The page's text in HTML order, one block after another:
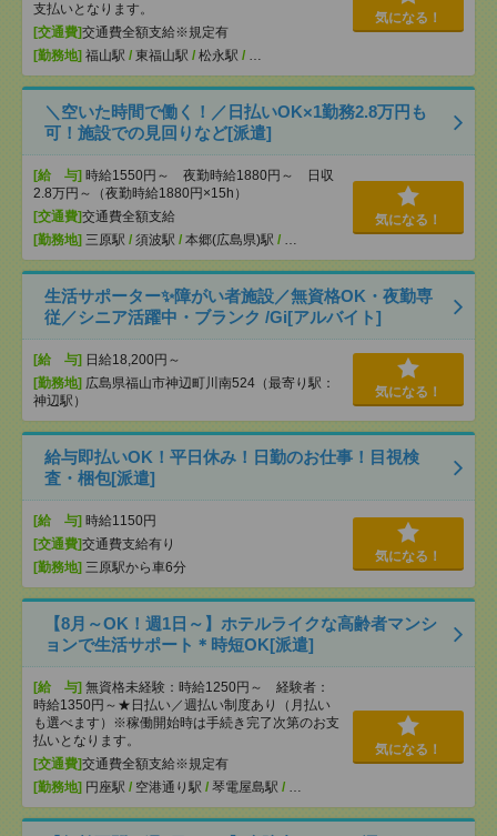
支払いとなります。
[交通費]交通費全額支給※規定有
[勤務地] 福山駅 / 東福山駅 / 松永駅 / …
気になる！
＼空いた時間で働く！／日払いOK×1勤務2.8万円も
可！施設での見回りなど[派遣]
[給 与] 時給1550円～ 夜勤時給1880円～ 日収
2.8万円～（夜勤時給1880円×15h）
[交通費]交通費全額支給
[勤務地] 三原駅 / 須波駅 / 本郷(広島県)駅 / …
気になる！
生活サポーター✨障がい者施設／無資格OK・夜勤専
従／シニア活躍中・ブランク /Gi[アルバイト]
[給 与] 日給18,200円～
[勤務地] 広島県福山市神辺町川南524（最寄り駅：
神辺駅）
気になる！
給与即払いOK！平日休み！日勤のお仕事！目視検
査・梱包[派遣]
[給 与] 時給1150円
[交通費]交通費支給有り
[勤務地] 三原駅から車6分
気になる！
【8月～OK！週1日～】ホテルライクな高齢者マンシ
ョンで生活サポート＊時短OK[派遣]
[給 与] 無資格未経験：時給1250円～ 経験者：
時給1350円～★日払い／週払い制度あり（月払い
も選べます）※稼働開始時は手続き完了次第のお支
払いとなります。
[交通費]交通費全額支給※規定有
[勤務地] 円座駅 / 空港通り駅 / 琴電屋島駅 / …
気になる！